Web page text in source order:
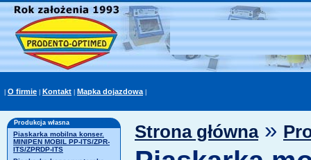
O firmie Kontakt Mapka dojazdowa|
Produkcja własna
Piaskarka mobilna konser.
MINIPEN MOBIL PP-ITS/ZPR-
ITS/ZPRDP-ITS
Strona główna»